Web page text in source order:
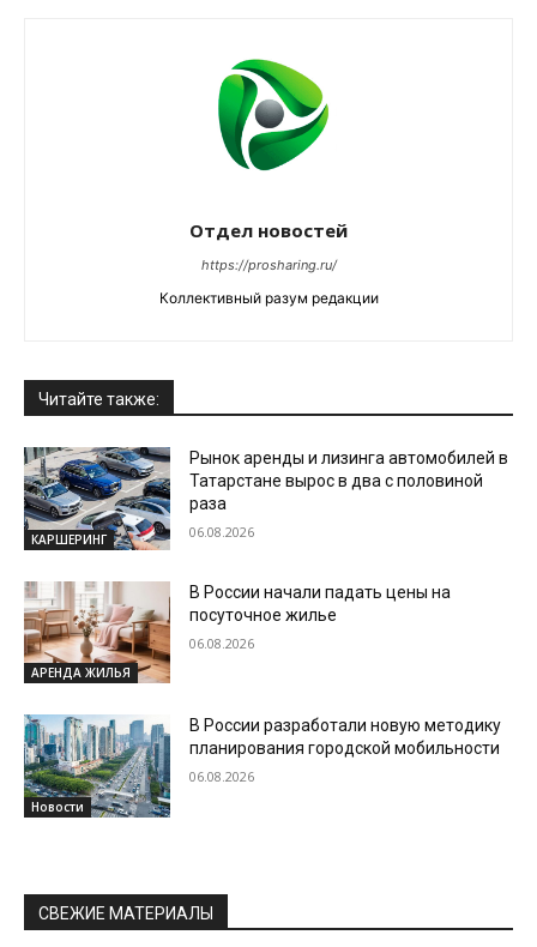
Отдел новостей
https://prosharing.ru/
Коллективный разум редакции
Читайте также:
КАРШЕРИНГ
Рынок аренды и лизинга автомобилей в
Татарстане вырос в два с половиной
раза
06.08.2026
АРЕНДА ЖИЛЬЯ
В России начали падать цены на
посуточное жилье
06.08.2026
Новости
В России разработали новую методику
планирования городской мобильности
06.08.2026
СВЕЖИЕ МАТЕРИАЛЫ